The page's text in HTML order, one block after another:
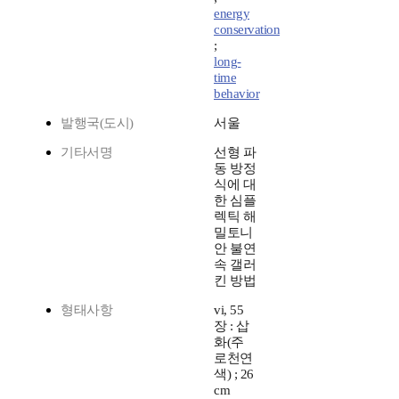
energy
conservation
;
long-
time
behavior
발행국(도시) 서울
기타서명
선형 파
동 방정
식에 대
한 심플
렉틱 해
밀토니
안 불연
속 갤러
킨 방법
형태사항
vi, 55
장 : 삽
화(주
로천연
색) ; 26
cm